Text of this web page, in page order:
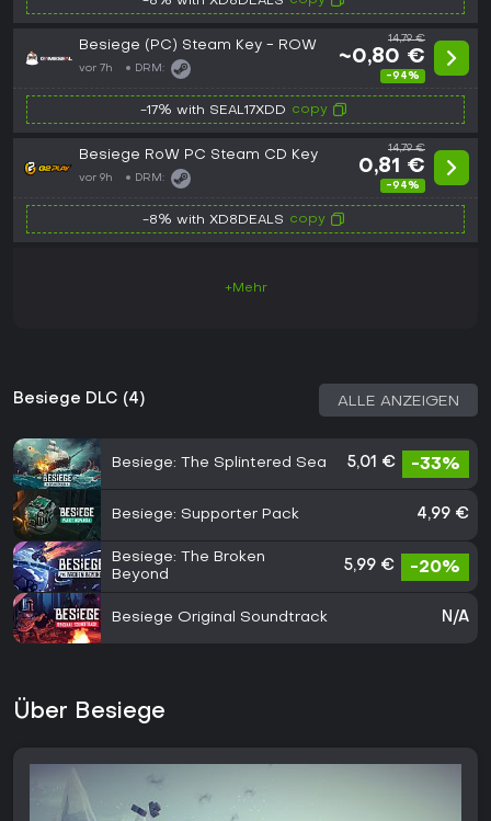
Besiege (PC) Steam Key - ROW
vor 7h DRM:
14,79 €
~0,80 €
-94%
-17% with SEAL17XDD copy
Besiege RoW PC Steam CD Key
vor 9h DRM:
14,79 €
0,81 €
-94%
-8% with XD8DEALS copy
+Mehr
Besiege DLC (4) ALLE ANZEIGEN
Besiege: The Splintered Sea 5,01 € -33%
Besiege: Supporter Pack 4,99 €
Besiege: The Broken
Beyond
5,99 € -20%
Besiege Original Soundtrack N/A
Über Besiege